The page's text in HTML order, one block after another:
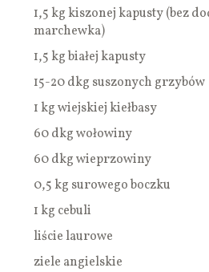
1,5 kg kiszonej kapusty (bez
marchewka)
1,5 kg białej kapusty
15-20 dkg suszonych grzybów
1 kg wiejskiej kiełbasy
60 dkg wołowiny
60 dkg wieprzowiny
0,5 kg surowego boczku
1 kg cebuli
liście laurowe
ziele angielskie